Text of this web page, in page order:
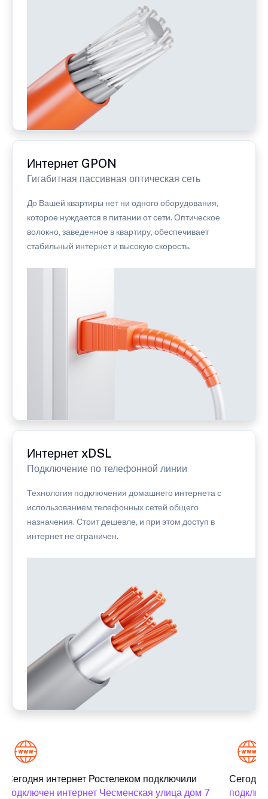
Интернет GPON
Гигабитная пассивная оптическая сеть
До Вашей квартиры нет ни одного оборудования,
которое нуждается в питании от сети. Оптическое
волокно, заведенное в квартиру, обеспечивает
стабильный интернет и высокую скорость.
Интернет xDSL
Подключение по телефонной линии
Технология подключения домашнего интернета с
использованием телефонных сетей общего
назначения. Стоит дешевле, и при этом доступ в
интернет не ограничен.
Сегодня интернет Ростелеком подключили
подключен интернет Чесменская улица дом 7
Сегодня